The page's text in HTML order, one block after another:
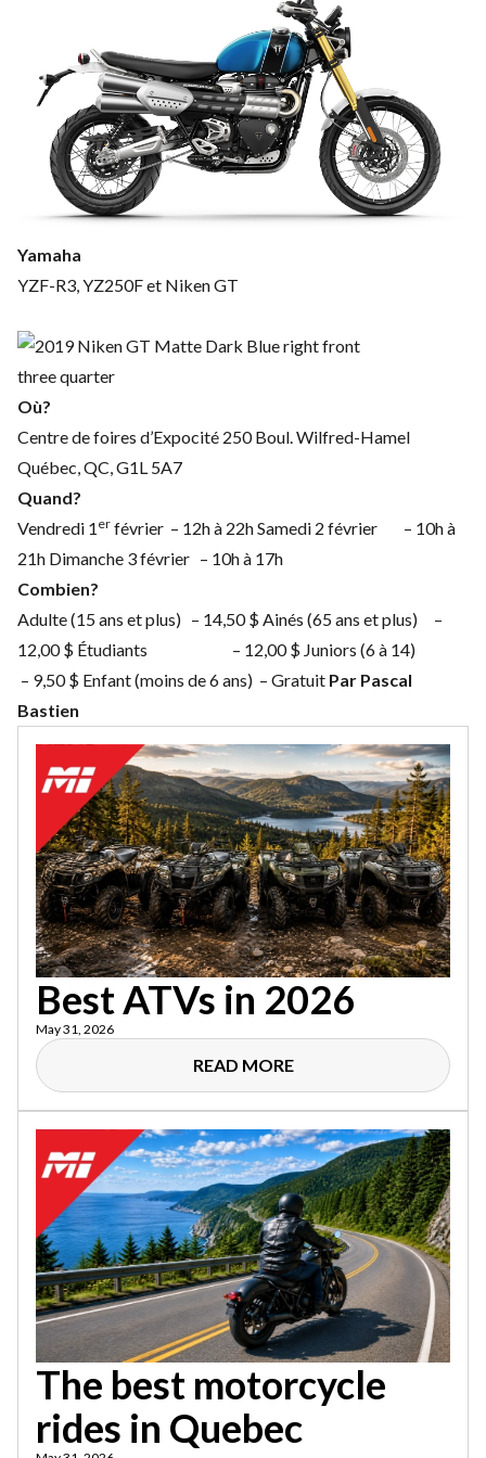
Yamaha
YZF-R3, YZ250F et Niken GT
Où?
Centre de foires d’Expocité 250 Boul. Wilfred-Hamel
Québec, QC, G1L 5A7
Quand?
Vendredi 1 er février – 12h à 22h Samedi 2 février – 10h à
21h Dimanche 3 février – 10h à 17h
Combien?
Adulte (15 ans et plus) – 14,50 $ Ainés (65 ans et plus) –
12,00 $ Étudiants – 12,00 $ Juniors (6 à 14)
– 9,50 $ Enfant (moins de 6 ans) – Gratuit Par Pascal
Bastien
Best ATVs in 2026
May 31, 2026
READ MORE
The best motorcycle
rides in Quebec